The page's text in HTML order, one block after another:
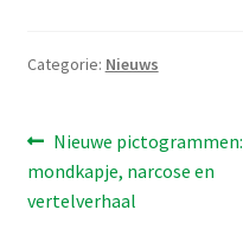
Categorie: Nieuws
Bericht
navigatie
Vorig
bericht:
Nieuwe pictogrammen:
mondkapje, narcose en
vertelverhaal